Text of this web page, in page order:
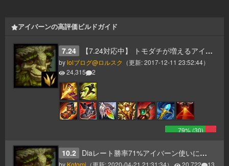
アイバーンの高評価ビルドガイド
7.24 【7.24対応中】 トモダチが増えるアイバーン超解説
bylolブログ@ロルスク （更新:2017-12-11 23:52:44）
24,315
2
79% (30)
10.2 Diaレート勝率71%アイバーン使いによる アイバーン ビルド・JG周回解説
by Kotomi （更新:2020-04-21 21:31:34） 20,722 13